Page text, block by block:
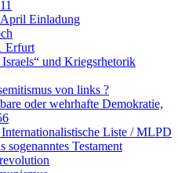
Einladung
Erfurt
und Kriegsrhetorik
von links ?
oder wehrhafte Demokratie,
Liste / MLPD
Testament